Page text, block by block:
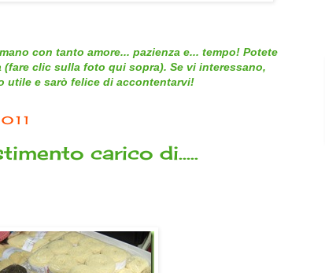
con tanto amore... pazienza e... tempo! Potete
(fare clic sulla foto qui sopra). Se vi interessano,
utile e sarò felice di accontentarvi!
carico di…..